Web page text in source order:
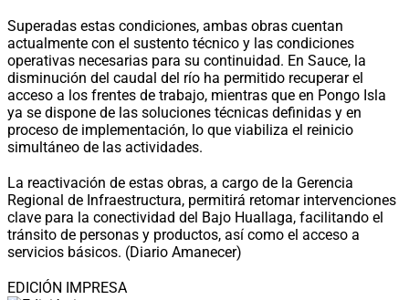
Superadas estas condiciones, ambas obras cuentan
actualmente con el sustento técnico y las condiciones
operativas necesarias para su continuidad. En Sauce, la
disminución del caudal del río ha permitido recuperar el
acceso a los frentes de trabajo, mientras que en Pongo Isla
ya se dispone de las soluciones técnicas definidas y en
proceso de implementación, lo que viabiliza el reinicio
simultáneo de las actividades.
La reactivación de estas obras, a cargo de la Gerencia
Regional de Infraestructura, permitirá retomar intervenciones
clave para la conectividad del Bajo Huallaga, facilitando el
tránsito de personas y productos, así como el acceso a
servicios básicos. (Diario Amanecer)
EDICIÓN IMPRESA